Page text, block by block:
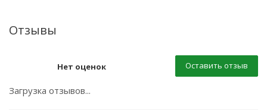
Отзывы
Нет оценок Оставить отзыв
Загрузка отзывов...